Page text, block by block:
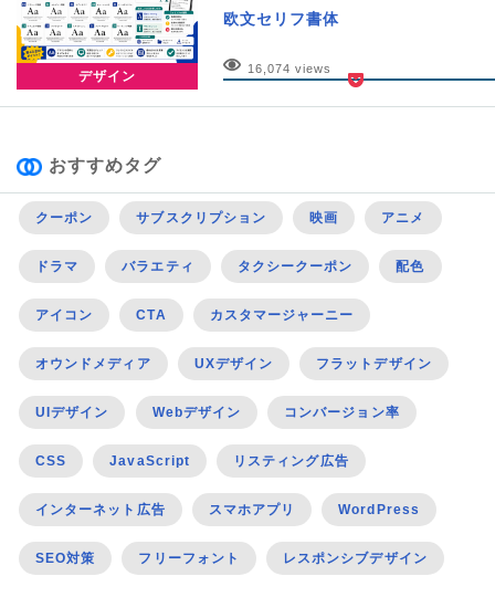
デザイン
欧文セリフ書体
16,074 views
おすすめタグ
クーポン サブスクリプション 映画 アニメ
ドラマ バラエティ タクシークーポン 配色
アイコン CTA カスタマージャーニー
オウンドメディア UXデザイン フラットデザイン
UIデザイン Webデザイン コンバージョン率
CSS JavaScript リスティング広告
インターネット広告 スマホアプリ WordPress
SEO対策 フリーフォント レスポンシブデザイン